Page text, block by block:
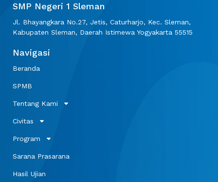
SMP Negeri 1 Sleman
Jl. Bhayangkara No.27, Jetis, Caturharjo, Kec. Sleman,
Kabupaten Sleman, Daerah Istimewa Yogyakarta 55515
Navigasi
Beranda
SPMB
Tentang Kami
Civitas
Program
Sarana Prasarana
Hasil Ujian